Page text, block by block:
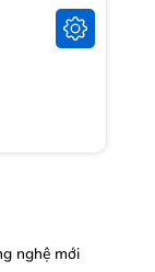
nghệ mới